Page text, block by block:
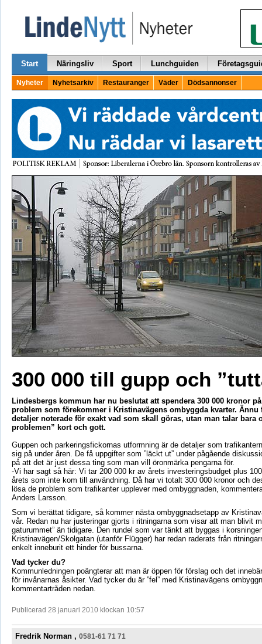
Start Näringsliv Sport Lunchguiden
Nyheter Nyhetsarkiv Restauranger Väder Dödsannonser
300 000 till gupp och
Lindesbergs kommun har nu beslutat att spendera 300 000 kronor
problem som förekommer i Kristinavägens ombyggda kvarter. Ännu
detaljer noterade för exakt vad som skall göras, utan man talar bara
problemen” kort och gott.
Guppen och parkeringsfickornas utformning är de detaljer som
sig på under åren. De få uppgifter som ”läckt ut” under pågående
på att det är just dessa ting som man vill öronmärka pengarna för.
-Vi har sagt så här: Vi tar 200 000 kr av årets investeringsbudget plus
årets som inte kom till användning. Då har vi totalt 300 000 kronor och
lösa de problem som trafikanter upplever med ombyggnaden,
Anders Larsson.
Som vi berättat tidigare, så kommer nästa ombyggnadsetapp av
vår. Redan nu har justeringar gjorts i ritningarna som visar att man blivit
gaturummet” än tidigare. Den rundel som var tänkt att byggas i
Kristinavägen/Skolgatan (utanför Flügger) har redan raderats från
enkelt inneburit ett hinder för bussarna.
Vad tycker du?
Kommunledningen poängterar att man är öppen för förslag och det
för invånarnas åsikter. Vad tycker du är ”fel” med Kristinavägens
kommentartråden nedan.
Publicerad 28 januari 2010 klockan 10:57
Fredrik Norman , 0581-61 71 71